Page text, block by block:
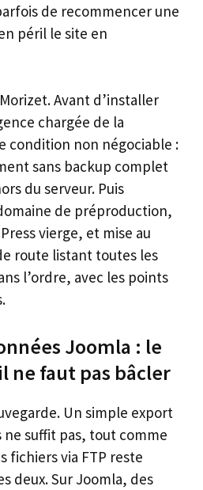
de recommencer une
péril le site en
Avant d’installer
chargée de la
condition non négociable :
sans backup complet
du serveur. Puis
de préproduction,
vierge, et mise au
route listant toutes les
l’ordre, avec les points
Joomla : le
ne faut pas bâcler
Un simple export
ne suffit pas, tout comme
fichiers via FTP reste
deux. Sur Joomla, des